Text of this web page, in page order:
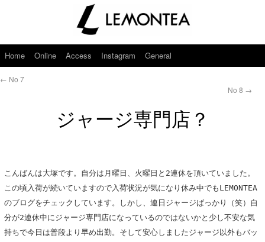
Home Online Access Instagram General
← No 7
No 8 →
ジャージ専門店？
こんばんは大塚です。自分は月曜日、火曜日と2連休を頂いていました。
この頃入荷が続いていますので入荷状況が気になり休み中でもLEMONTEA
のブログをチェックしています。しかし、連日ジャージばっかり（笑）自
分が2連休中にジャージ専門店になっているのではないかと少し不安な気
持ちで今日は普段より早め出勤。そして安心しましたジャージ以外もバッ